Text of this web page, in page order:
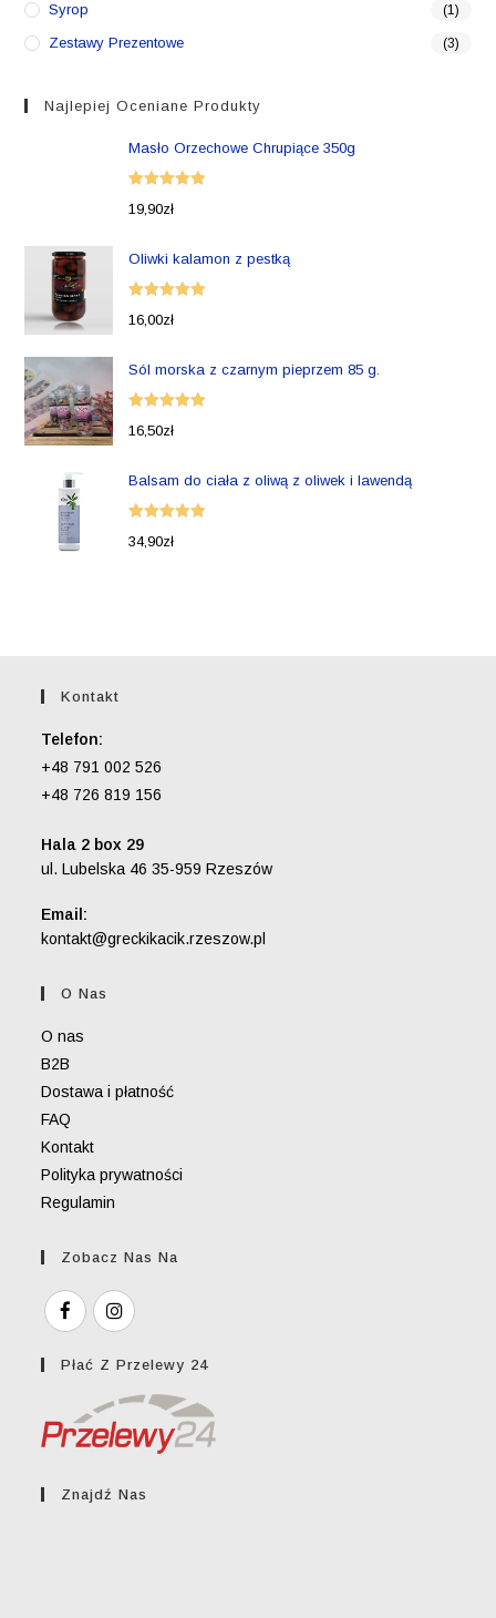
Syrop (1)
Zestawy Prezentowe (3)
Najlepiej Oceniane Produkty
Masło Orzechowe Chrupiące 350g
Oceniono
19,90zł
Oliwki kalamon z pestką
Oceniono
16,00zł
Sól morska z czarnym pieprzem 85 g.
Oceniono
16,50zł
Balsam do ciała z oliwą z oliwek i lawendą
Oceniono
34,90zł
Kontakt
Telefon:
+48 791 002 526
+48 726 819 156
Hala 2 box 29
ul. Lubelska 46 35-959 Rzeszów
Email:
kontakt@greckikacik.rzeszow.pl
O Nas
O nas
B2B
Dostawa i płatność
FAQ
Kontakt
Polityka prywatności
Regulamin
Zobacz Nas Na
Płać Z Przelewy 24
Znajdź Nas